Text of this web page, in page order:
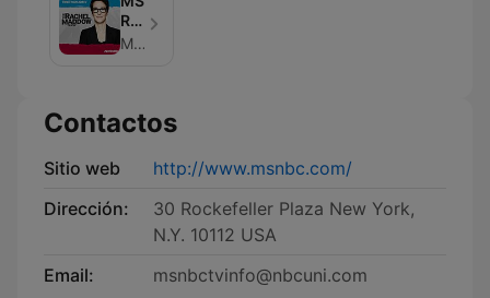
Rachel
Maddow
MSNBC
Contactos
Sitio web
http://www.msnbc.com/
Dirección:
30 Rockefeller Plaza New York,
N.Y. 10112 USA
Email:
msnbctvinfo@nbcuni.com